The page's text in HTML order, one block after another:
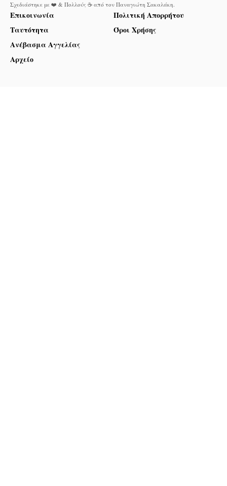
Σχεδιάστηκε με ❤️ & Πολλούς ☕ από τον Παναγιώτη Σακαλάκη.
Επικοινωνία
Ταυτότητα
Ανέβασμα Αγγελίας
Αρχείο
Πολιτική Απορρήτου
Όροι Χρήσης